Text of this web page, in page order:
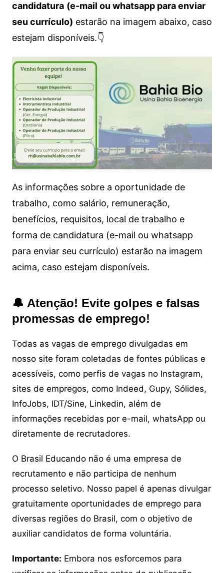
candidatura (e-mail ou whatsapp para enviar
seu currículo) estarão na imagem abaixo, caso
estejam disponíveis.👇
As informações sobre a oportunidade de
trabalho, como salário, remuneração,
benefícios, requisitos, local de trabalho e
forma de candidatura (e-mail ou whatsapp
para enviar seu currículo) estarão na imagem
acima, caso estejam disponíveis.
🔔 Atenção! Evite golpes e falsas
promessas de emprego!
Todas as vagas de emprego divulgadas em
nosso site foram coletadas de fontes públicas e
acessíveis, como perfis de vagas no Instagram,
sites de empregos, como Indeed, Gupy, Sólides,
InfoJobs, IDT/Sine, Linkedin, além de
informações recebidas por e-mail, whatsApp ou
diretamente de recrutadores.
O Brasil Educando não é uma empresa de
recrutamento e não participa de nenhum
processo seletivo. Nosso papel é apenas divulgar
gratuitamente oportunidades de emprego para
diversas regiões do Brasil, com o objetivo de
auxiliar candidatos de forma voluntária.
Importante: Embora nos esforcemos para